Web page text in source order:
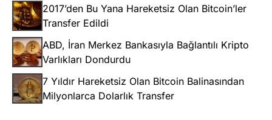
2017’den Bu Yana Hareketsiz Olan Bitcoin’ler
Transfer Edildi
ABD, İran Merkez Bankasıyla Bağlantılı Kripto
Varlıkları Dondurdu
7 Yıldır Hareketsiz Olan Bitcoin Balinasından
Milyonlarca Dolarlık Transfer